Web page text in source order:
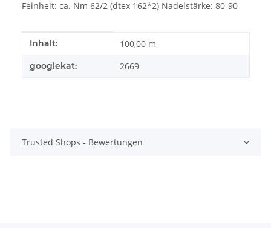
Feinheit: ca. Nm 62/2 (dtex 162*2) Nadelstärke: 80-90
Produkteigenschaft
Wert
Inhalt: 100,00 m
googlekat: 2669
Trusted Shops - Bewertungen